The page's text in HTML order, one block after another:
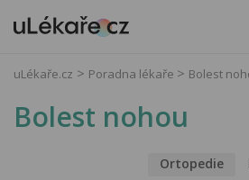
uLékaře.cz Poradna lékaře Bolest
Bolest nohou
Ortopedie